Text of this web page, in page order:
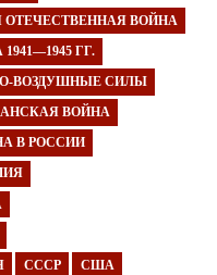
ОТЕЧЕСТВЕННАЯ ВОЙНА
ГГ.
ВОЗДУШНЫЕ СИЛЫ
ВОЙНА
В РОССИИ
СССР США